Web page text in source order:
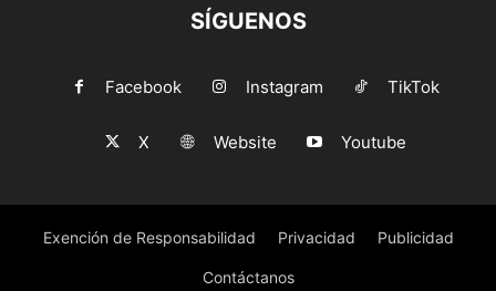
SÍGUENOS
Facebook Instagram TikTok
X Website Youtube
Exención de Responsabilidad Privacidad Publicidad
Contáctanos